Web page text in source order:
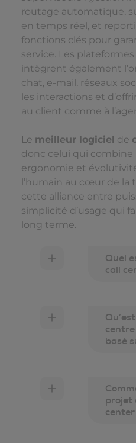
routage automatique,
en temps réel, et
fonctions clés pour
service. Les
intègrent également
chat, e-mail, réseaux
les interactions et
au client comme à
Le meilleur logiciel de
donc celui qui combine
ergonomie et
l’humain au cœur de la
cette alliance entre
simplicité d’usage qui
long terme.
Quel
call
basé
projet
center